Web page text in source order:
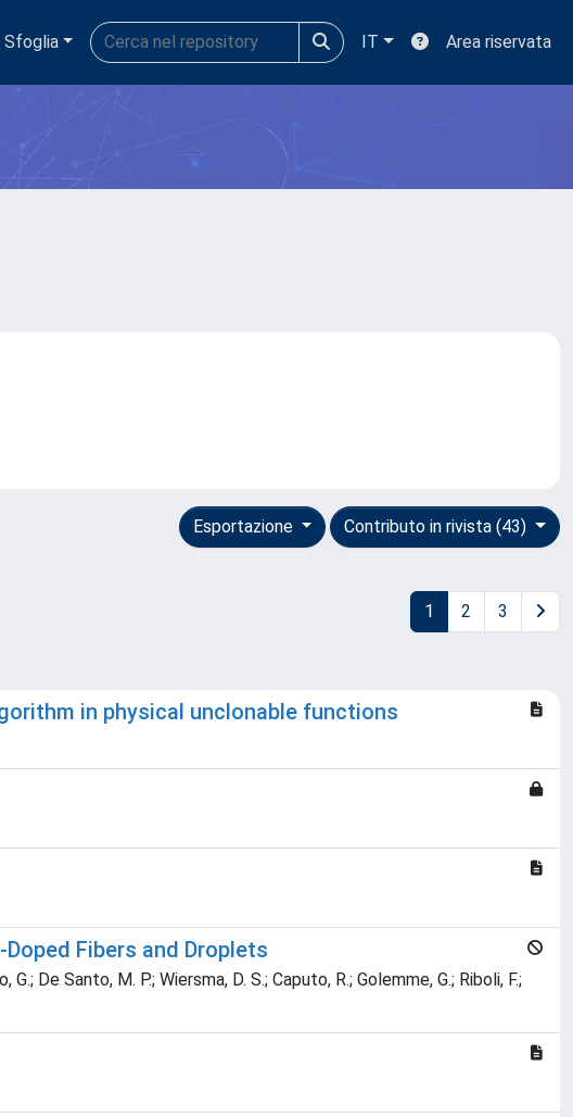
Sfoglia IT Area riservata
Contributo in rivista (43)
Esportazione
1 2 3
in physical unclonable functions
Fibers and Droplets
De Santo, M. P.; Wiersma, D. S.; Caputo, R.; Golemme, G.; Riboli, F.;